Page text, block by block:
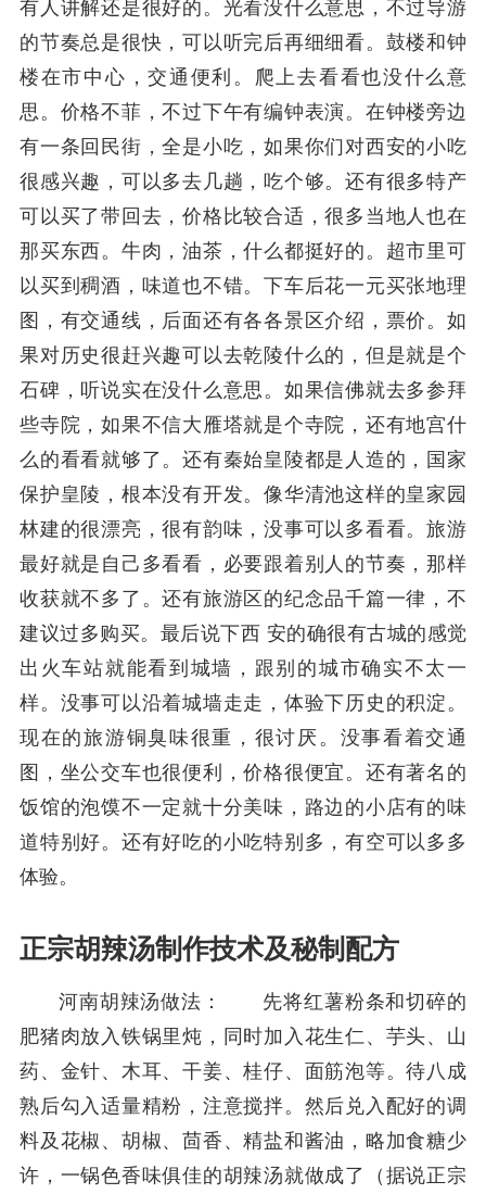
有人讲解还是很好的。光看没什么意思，不过导游
的节奏总是很快，可以听完后再细细看。鼓楼和钟
楼在市中心，交通便利。爬上去看看也没什么意
思。价格不菲，不过下午有编钟表演。在钟楼旁边
有一条回民街，全是小吃，如果你们对西安的小吃
很感兴趣，可以多去几趟，吃个够。还有很多特产
可以买了带回去，价格比较合适，很多当地人也在
那买东西。牛肉，油茶，什么都挺好的。超市里可
以买到稠酒，味道也不错。下车后花一元买张地理
图，有交通线，后面还有各各景区介绍，票价。如
果对历史很赶兴趣可以去乾陵什么的，但是就是个
石碑，听说实在没什么意思。如果信佛就去多参拜
些寺院，如果不信大雁塔就是个寺院，还有地宫什
么的看看就够了。还有秦始皇陵都是人造的，国家
保护皇陵，根本没有开发。像华清池这样的皇家园
林建的很漂亮，很有韵味，没事可以多看看。旅游
最好就是自己多看看，必要跟着别人的节奏，那样
收获就不多了。还有旅游区的纪念品千篇一律，不
建议过多购买。最后说下西 安的确很有古城的感觉
出火车站就能看到城墙，跟别的城市确实不太一
样。没事可以沿着城墙走走，体验下历史的积淀。
现在的旅游铜臭味很重，很讨厌。没事看着交通
图，坐公交车也很便利，价格很便宜。还有著名的
饭馆的泡馍不一定就十分美味，路边的小店有的味
道特别好。还有好吃的小吃特别多，有空可以多多
体验。
正宗胡辣汤制作技术及秘制配方
河南胡辣汤做法： 先将红薯粉条和切碎的
肥猪肉放入铁锅里炖，同时加入花生仁、芋头、山
药、金针、木耳、干姜、桂仔、面筋泡等。待八成
熟后勾入适量精粉，注意搅拌。然后兑入配好的调
料及花椒、胡椒、茴香、精盐和酱油，略加食糖少
许，一锅色香味俱佳的胡辣汤就做成了（据说正宗